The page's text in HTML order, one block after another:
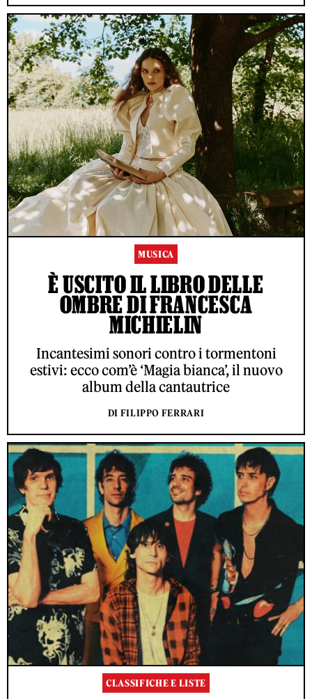
MUSICA
È USCITO IL LIBRO DELLE
OMBRE DI FRANCESCA
MICHIELIN
Incantesimi sonori contro i tormentoni
estivi: ecco com’è ‘Magia bianca’, il nuovo
album della cantautrice
DI FILIPPO FERRARI
CLASSIFICHE E LISTE